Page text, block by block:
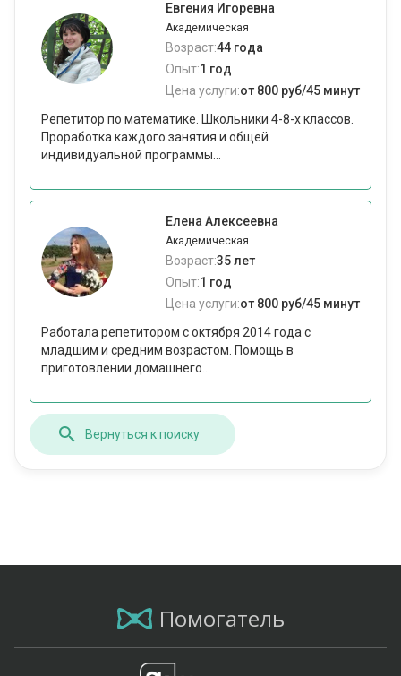
Евгения Игоревна
Академическая
Возраст:44 года
Опыт:1 год
Цена услуги:от 800 руб/45 минут
Репетитор по математике. Школьники 4-8-х классов.
Проработка каждого занятия и общей
индивидуальной программы...
Елена Алексеевна
Академическая
Возраст:35 лет
Опыт:1 год
Цена услуги:от 800 руб/45 минут
Работала репетитором с октября 2014 года с
младшим и средним возрастом. Помощь в
приготовлении домашнего...
Вернуться к поиску
Помогатель